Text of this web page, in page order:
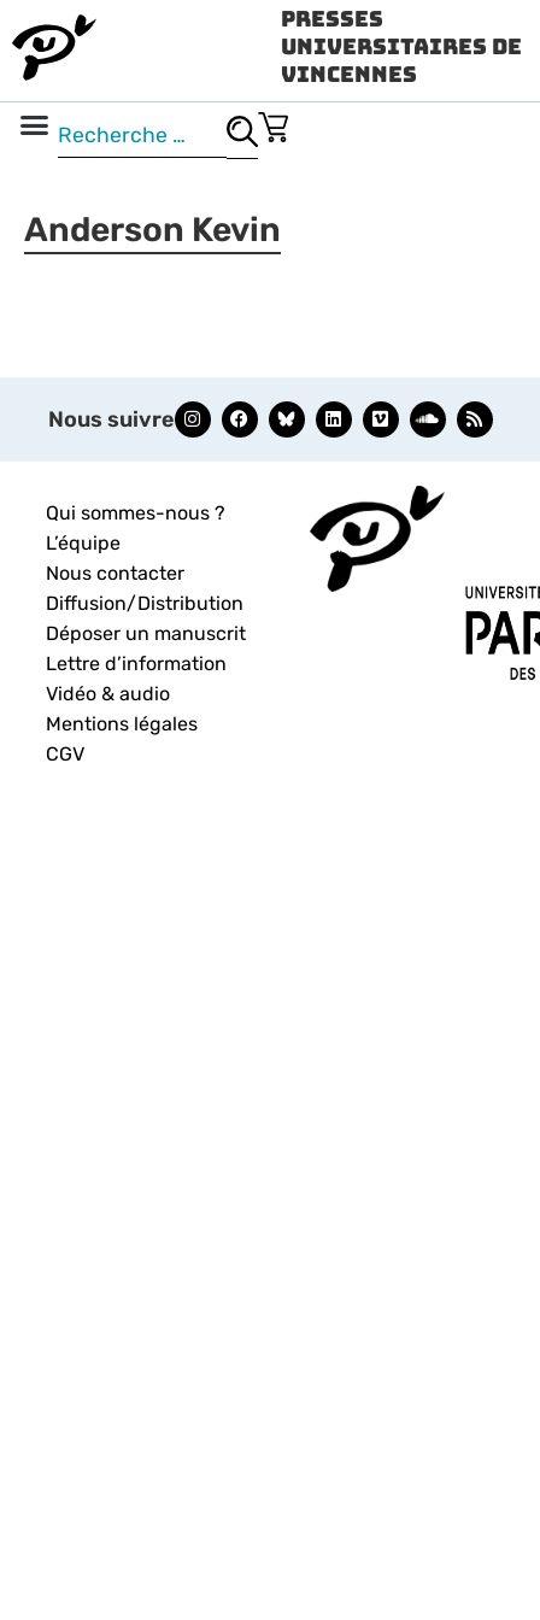
Presses
Universitaires de
Vincennes
Anderson Kevin
Nous suivre
Qui sommes-nous ?
L’équipe
Nous contacter
Diffusion/Distribution
Déposer un manuscrit
Lettre d’information
Vidéo & audio
Mentions légales
CGV